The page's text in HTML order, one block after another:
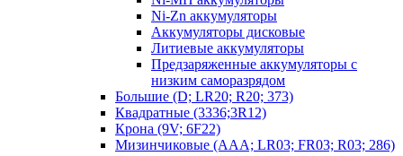
Ni-Zn аккумуляторы
Аккумуляторы дисковые
Литиевые аккумуляторы
Предзаряженные аккумуляторы с
низким саморазрядом
Большие (D; LR20; R20; 373)
Квадратные (3336;3R12)
Крона (9V; 6F22)
Мизинчиковые (AAA; LR03; FR03; R03; 286)